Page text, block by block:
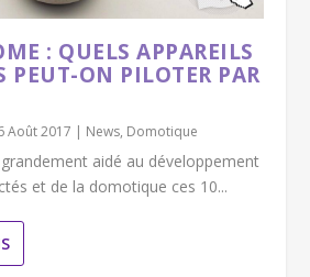
: QUELS APPAREILS
PEUT-ON PILOTER PAR
Août 2017 | News, Domotique
aidé au développement
et de la domotique ces 10...